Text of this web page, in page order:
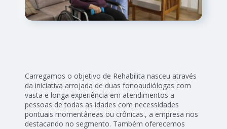
Carregamos o objetivo de Rehabilita nasceu através
da iniciativa arrojada de duas fonoaudiólogas com
vasta e longa experiência em atendimentos a
pessoas de todas as idades com necessidades
pontuais momentâneas ou crônicas., a empresa nos
destacando no segmento. Também oferecemos